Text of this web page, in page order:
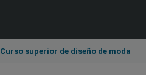
Curso superior de diseño de moda